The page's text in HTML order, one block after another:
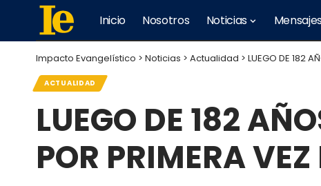
Inicio Nosotros Noticias
Impacto Evangelístico > Noticias > Actualidad > LUEGO DE 182
ACTUALIDAD
LUEGO DE 182
POR PRIMERA